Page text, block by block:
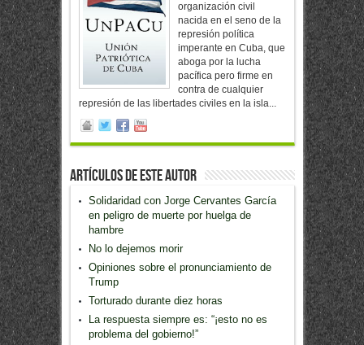
organización civil
nacida en el seno de la
represión política
imperante en Cuba, que
aboga por la lucha
pacífica pero firme en
contra de cualquier
represión de las libertades civiles en la isla...
Artículos de este Autor
Solidaridad con Jorge Cervantes García
en peligro de muerte por huelga de
hambre
No lo dejemos morir
Opiniones sobre el pronunciamiento de
Trump
Torturado durante diez horas
La respuesta siempre es: “¡esto no es
problema del gobierno!”